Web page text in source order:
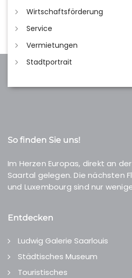
Wirtschaftsförderung
Service
Vermietungen
Stadtportrait
So finden Sie uns!
Im Herzen Europas, direkt an
Saartal gelegen. Die nächsten
und Luxembourg sind nur
Entdecken
Ludwig Galerie Saarlouis
Städtisches Museum
Touristisches